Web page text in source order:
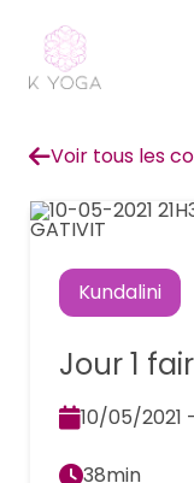
Voir tous les
Kundalini
Jour 1
10/05/2021
38min